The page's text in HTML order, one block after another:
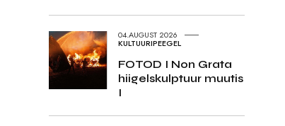
04.AUGUST 2026
KULTUURIPEEGEL
FOTOD I Non Grata
hiigelskulptuur muutis
I